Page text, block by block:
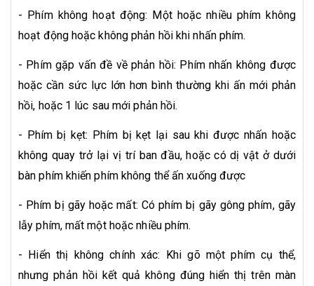
- Phím không hoạt động: Một hoặc nhiều phím không
hoạt động hoặc không phản hồi khi nhấn phím.
- Phím gặp vấn đề về phản hồi: Phím nhấn không được
hoặc cần sức lực lớn hơn bình thường khi ấn mới phản
hồi, hoặc 1 lúc sau mới phản hồi.
- Phím bị kẹt: Phím bị kẹt lại sau khi được nhấn hoặc
không quay trở lại vị trí ban đầu, hoặc có dị vật ở dưới
bàn phím khiến phím không thể ấn xuống được
- Phím bị gãy hoặc mất: Có phím bị gãy gông phím, gãy
lẫy phím, mất một hoặc nhiều phím.
- Hiển thị không chính xác: Khi gõ một phím cụ thể,
nhưng phản hồi kết quả không đúng hiển thị trên màn